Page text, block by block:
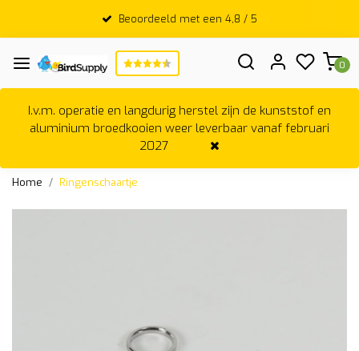
Beoordeeld met een 4,8 / 5
0
I.v.m. operatie en langdurig herstel zijn de kunststof en
aluminium broedkooien weer leverbaar vanaf februari
2027
Home Ringenschaartje